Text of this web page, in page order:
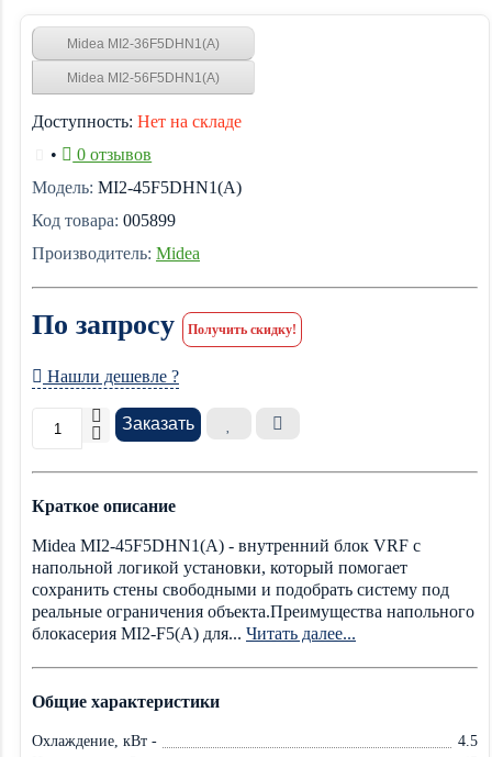
Midea MI2-36F5DHN1(A)
Midea MI2-56F5DHN1(A)
Доступность: Нет на складе
•
0 отзывов
Модель: MI2-45F5DHN1(A)
Код товара: 005899
Производитель: Midea
По запросу Получить скидку!
Нашли дешевле ?
Заказать
Краткое описание
Midea MI2-45F5DHN1(A) - внутренний блок VRF с
напольной логикой установки, который помогает
сохранить стены свободными и подобрать систему под
реальные ограничения объекта.Преимущества напольного
блокасерия MI2-F5(A) для... Читать далее...
Общие характеристики
Охлаждение, кВт -
4.5